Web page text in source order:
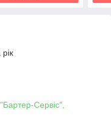
Сервіс",